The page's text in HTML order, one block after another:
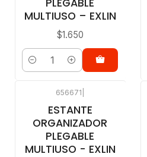
MULTIUSO – EXLIN
$1.650
Cantidad
656671
ESTANTE
ORGANIZADOR
PLEGABLE
MULTIUSO - EXLIN